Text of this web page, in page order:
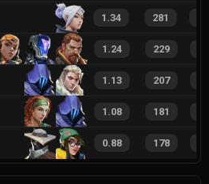
1.34 281
1.24 229
1.13 207
1.08 181
0.88 178